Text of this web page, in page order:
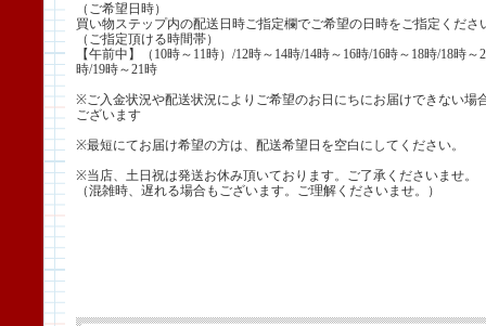
（ご希望日時）
買い物ステップ内の配送日時ご指定欄でご希望の日時をご指定くださ
（ご指定頂ける時間帯）
【午前中】（10時～11時）/12時～14時/14時～16時/16時～18時/18時～
時/19時～21時
※ご入金状況や配送状況によりご希望のお日にちにお届けできない場
ございます
※最短にてお届け希望の方は、配送希望日を空白にしてください。
※当店、土日祝は発送お休み頂いております。ご了承くださいませ。
（混雑時、遅れる場合もございます。ご理解くださいませ。）